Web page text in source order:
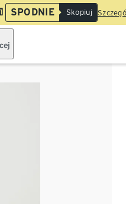
SPODNIE Skopiuj